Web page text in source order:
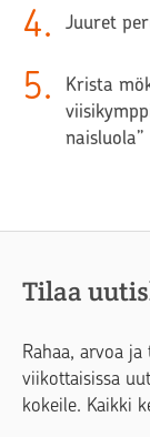
4. Juuret
5.
Krista
naisluola”
Tilaa
Rahaa, arvoa
viikottaisissa
kokeile. Kaikki